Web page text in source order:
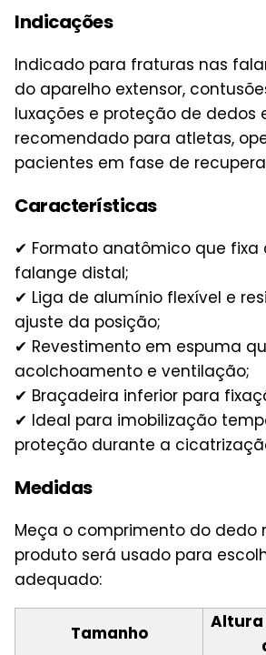
Indicações
Indicado para fraturas nas
do aparelho extensor,
luxações e proteção de dedos
recomendado para atletas,
pacientes em fase de
Características
✔ Formato anatômico que fixa
falange distal;
✔ Liga de alumínio flexível e
ajuste da posição;
✔ Revestimento em espuma
acolchoamento e ventilação;
✔ Braçadeira inferior para
✔ Ideal para imobilização
proteção durante a
Medidas
Meça o comprimento do dedo
produto será usado para
adequado:
Tamanho
Altura